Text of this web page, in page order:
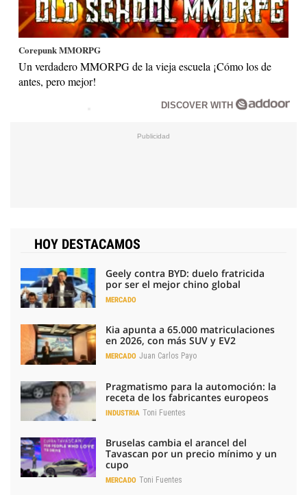
Corepunk MMORPG
Un verdadero MMORPG de la vieja escuela ¡Cómo los de
antes, pero mejor!
DISCOVER WITH
HOY DESTACAMOS
Geely contra BYD: duelo fratricida
por ser el mejor chino global
MERCADO
Kia apunta a 65.000 matriculaciones
en 2026, con más SUV y EV2
MERCADO Juan Carlos Payo
Pragmatismo para la automoción: la
receta de los fabricantes europeos
INDUSTRIA Toni Fuentes
Bruselas cambia el arancel del
Tavascan por un precio mínimo y un
cupo
MERCADO Toni Fuentes